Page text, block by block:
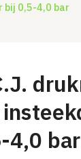
bij 0,5-4,0 bar
4,0 bar